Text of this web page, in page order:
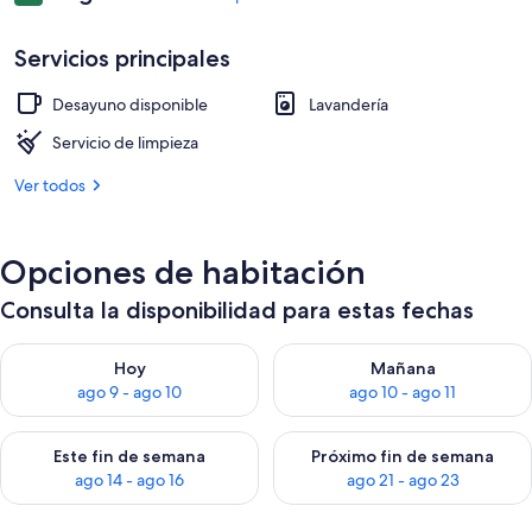
Servicios principales
Desayuno disponible
Lavandería
Servicio de limpieza
Ver todos
Opciones de habitación
Consulta la disponibilidad para estas fechas
Hoy
ago 9 - ago 10
Consulta la disponibilidad para hoy ago 9 - ago 10
Mañana
ago 10 - ago 11
Consulta la disponibilidad
Este fin de semana
ago 14 - ago 16
Consulta la disponibilidad para este fin de semana ago 14 -
Próximo fin de semana
ago 21 - ago 23
Consulta la disponibilidad